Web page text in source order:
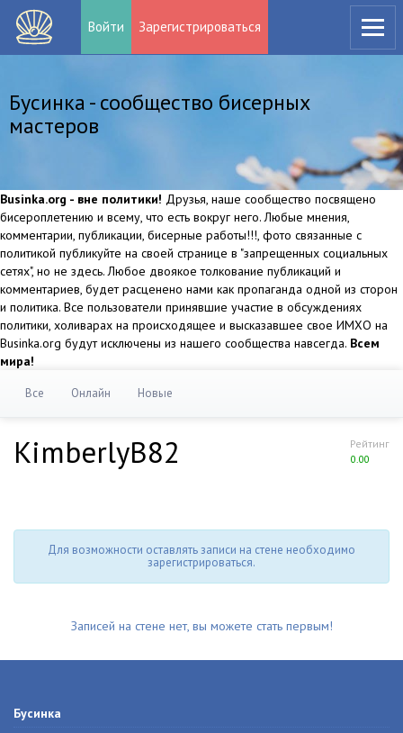
Войти Зарегистрироваться
Бусинка - сообщество бисерных
мастеров
Businka.org - вне политики! Друзья, наше сообщество посвящено
бисероплетению и всему, что есть вокруг него. Любые мнения,
комментарии, публикации, бисерные работы!!!, фото связанные с
политикой публикуйте на своей странице в "запрещенных социальных
сетях", но не здесь. Любое двоякое толкование публикаций и
комментариев, будет расценено нами как пропаганда одной из сторон
и политика. Все пользователи принявшие участие в обсуждениях
политики, холиварах на происходящее и высказавшее свое ИМХО на
Businka.org будут исключены из нашего сообщества навсегда. Всем
мира!
Все Онлайн Новые
Рейтинг
0.00
KimberlyB82
Для возможности оставлять записи на стене необходимо
зарегистрироваться.
Записей на стене нет, вы можете стать первым!
Бусинка